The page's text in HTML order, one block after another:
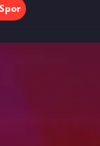
Spor